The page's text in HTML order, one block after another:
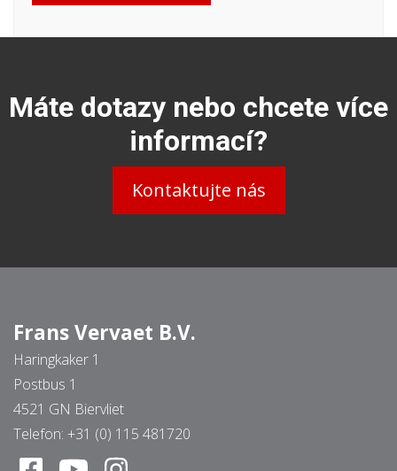
Máte dotazy nebo chcete více
informací?
Kontaktujte nás
Frans Vervaet B.V.
Haringkaker 1
Postbus 1
4521 GN Biervliet
Telefon: +31 (0) 115 481720